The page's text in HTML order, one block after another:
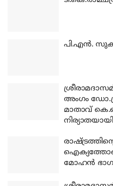
പി.എന്‍.
അംഗം
മാതാവ്
നിര്യാതയായി
മോഹന്‍